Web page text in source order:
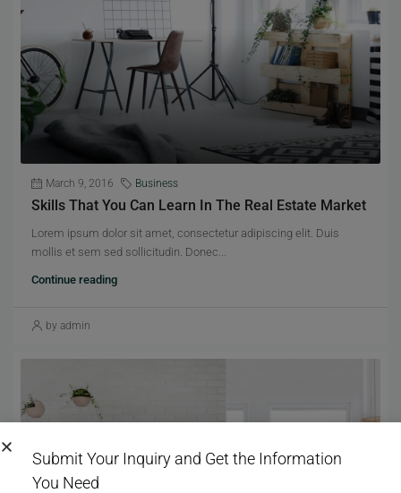
March 9, 2016 Business
Skills That You Can Learn In The Real Estate Market
Lorem ipsum dolor sit amet, consectetur adipiscing elit. Duis
mollis et sem sed sollicitudin. Donec...
Continue reading
by admin
Submit Your Inquiry and Get the Information
You Need